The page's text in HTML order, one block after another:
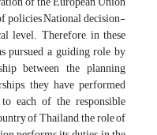
policies National decision-
level. Therefore, in these
pursued a guiding role by
between the planning
they have performed
each of the responsible
of Thailand, the role of